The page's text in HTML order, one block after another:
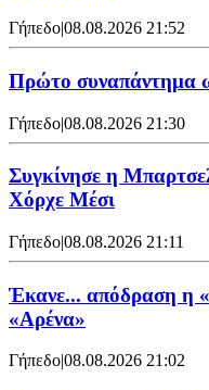
Γήπεδο|08.08.2026 21:52
Πρώτο συναπάντημα
Γήπεδο|08.08.2026 21:30
Συγκίνησε η
Χόρχε Μέσι
Γήπεδο|08.08.2026 21:11
Έκανε... απόδραση η
«Αρένα»
Γήπεδο|08.08.2026 21:02